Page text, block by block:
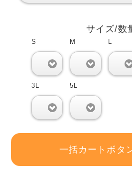
サイズ/数
S M
3L 5L
一括カートボタ